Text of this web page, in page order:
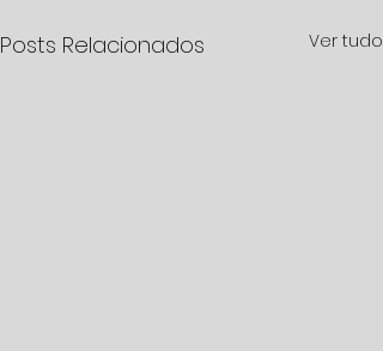
Posts Relacionados Ver tudo